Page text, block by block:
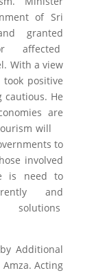
of Sri
granted
affected
With a view
positive
He
are
will
to
involved
is need to
and
Additional
Acting